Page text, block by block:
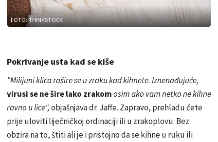
FOTO: THINKSTOCK
Pokrivanje usta kad se kiše
"Milijuni klica rašire se u zraku kad kihnete. Iznenađujuće,
virusi se ne šire lako zrakomosim ako vam netko ne kihne
ravno u lice",objašnjava dr. Jaffe. Zapravo, prehladu ćete
prije uloviti liječničkoj ordinaciji ili u zrakoplovu. Bez
obzira na to, štiti ali je i pristojno da se kihne u ruku ili